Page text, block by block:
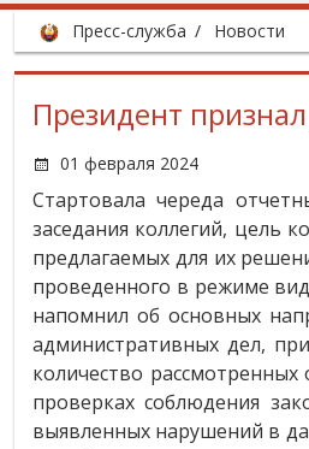
Пресс-служба Новости
Президент
01 февраля 2024
Стартовала череда
заседания коллегий, цель
предлагаемых для их
проведенного в режиме
напомнил об основных
административных дел,
количество
проверках соблюдения
выявленных нарушений в